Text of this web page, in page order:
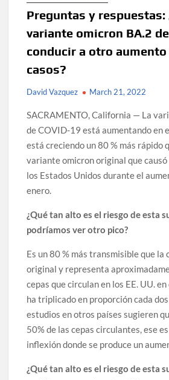
Preguntas y respuestas:
variante omicron BA.2
conducir a otro aumento
casos?
David Vazquez March 21, 2022
SACRAMENTO, California — La
de COVID-19 está aumentando en
está creciendo un 80 % más rápido
variante omicron original que causó
los Estados Unidos durante el
enero.
¿Qué tan alto es el riesgo de esta
podríamos ver otro pico?
Es un 80 % más transmisible que la
original y representa
cepas que circulan en los EE. UU.
ha triplicado en proporción cada
estudios en otros países sugieren
50% de las cepas circulantes, ese
inflexión donde se produce un
¿Qué tan alto es el riesgo de esta